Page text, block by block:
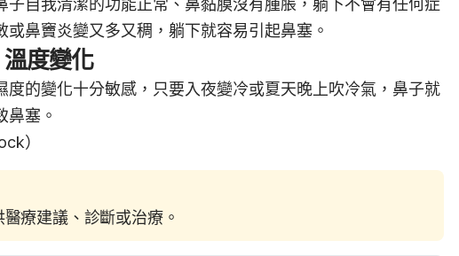
子自我清潔的功能正常、鼻黏膜沒有腫脹，躺下不會有任何症
鼻竇炎變又多又稠，躺下就容易引起鼻塞。
度變化
度的變化十分敏感，只要入夜變冷或夏天晚上吹冷氣，鼻子就
鼻塞。
）
療建議、診斷或治療。